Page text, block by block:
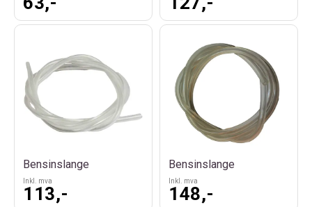
Bensinslange
Inkl. mva
113,-
Bensinslange
Inkl. mva
148,-